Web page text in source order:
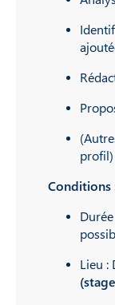
profil)
Conditions
Lieu :